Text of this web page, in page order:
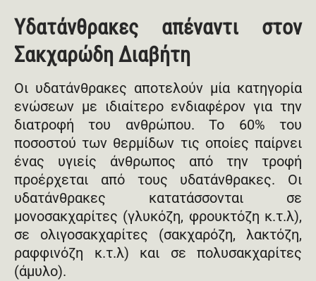
Υδατάνθρακες απέναντι στον
Σακχαρώδη Διαβήτη
Οι υδατάνθρακες αποτελούν μία κατηγορία
ενώσεων με ιδιαίτερο ενδιαφέρον για την
διατροφή του ανθρώπου. Το 60% του
ποσοστού των θερμίδων τις οποίες παίρνει
ένας υγιείς άνθρωπος από την τροφή
προέρχεται από τους υδατάνθρακες. Oι
υδατάνθρακες κατατάσσονται σε
μονοσακχαρίτες (γλυκόζη, φρουκτόζη κ.τ.λ),
σε ολιγοσακχαρίτες (σακχαρόζη, λακτόζη,
ραφφινόζη κ.τ.λ) και σε πολυσακχαρίτες
(άμυλο).